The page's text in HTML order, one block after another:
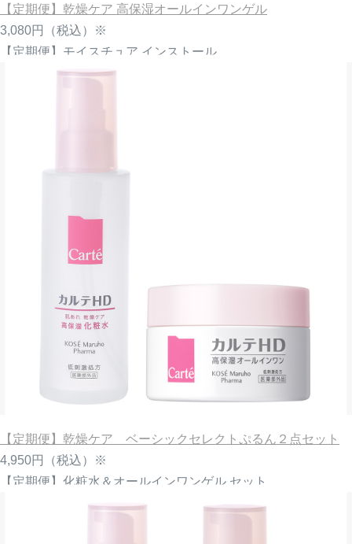
【定期便】乾燥ケア 高保湿オールインワンゲル
3,080円
（税込）※
【定期便】モイスチュア インストール
【定期便】乾燥ケア ベーシックセレクトぷるん２点セット
4,950円
（税込）※
【定期便】化粧水＆オールインワンゲル セット